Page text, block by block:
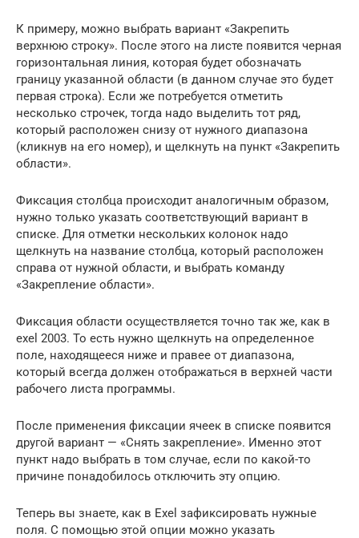
К примеру, можно выбрать вариант «Закрепить
верхнюю строку». После этого на листе появится черная
горизонтальная линия, которая будет обозначать
границу указанной области (в данном случае это будет
первая строка). Если же потребуется отметить
несколько строчек, тогда надо выделить тот ряд,
который расположен снизу от нужного диапазона
(кликнув на его номер), и щелкнуть на пункт «Закрепить
области».
Фиксация столбца происходит аналогичным образом,
нужно только указать соответствующий вариант в
списке. Для отметки нескольких колонок надо
щелкнуть на название столбца, который расположен
справа от нужной области, и выбрать команду
«Закрепление области».
Фиксация области осуществляется точно так же, как в
exel 2003. То есть нужно щелкнуть на определенное
поле, находящееся ниже и правее от диапазона,
который всегда должен отображаться в верхней части
рабочего листа программы.
После применения фиксации ячеек в списке появится
другой вариант — «Снять закрепление». Именно этот
пункт надо выбрать в том случае, если по какой-то
причине понадобилось отключить эту опцию.
Теперь вы знаете, как в Exel зафиксировать нужные
поля. С помощью этой опции можно указать